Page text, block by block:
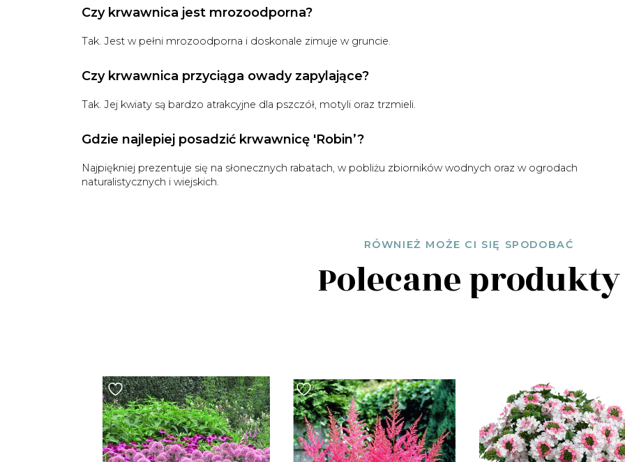
Czy krwawnica jest mrozoodporna?
Tak. Jest w pełni mrozoodporna i doskonale zimuje w gruncie.
Czy krwawnica przyciąga owady zapylające?
Tak. Jej kwiaty są bardzo atrakcyjne dla pszczół, motyli oraz trzmieli.
Gdzie najlepiej posadzić krwawnicę 'Robin’?
Najpiękniej prezentuje się na słonecznych rabatach, w pobliżu zbiorników wodnych oraz w ogrodach
naturalistycznych i wiejskich.
RÓWNIEŻ MOŻE CI SIĘ SPODOBAĆ
Polecane produkty